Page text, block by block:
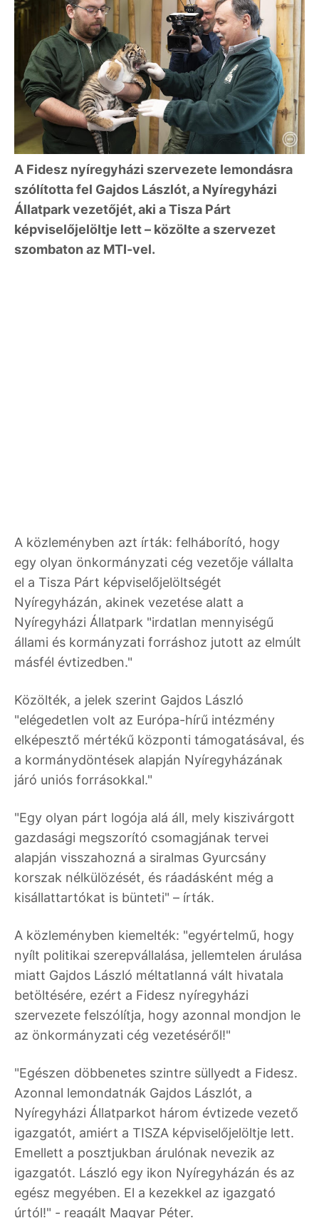
A Fidesz nyíregyházi szervezete lemondásra
szólította fel Gajdos Lászlót, a Nyíregyházi
Állatpark vezetőjét, aki a Tisza Párt
képviselőjelöltje lett – közölte a szervezet
szombaton az MTI-vel.
A közleményben azt írták: felháborító, hogy
egy olyan önkormányzati cég vezetője vállalta
el a Tisza Párt képviselőjelöltségét
Nyíregyházán, akinek vezetése alatt a
Nyíregyházi Állatpark "irdatlan mennyiségű
állami és kormányzati forráshoz jutott az elmúlt
másfél évtizedben."
Közölték, a jelek szerint Gajdos László
"elégedetlen volt az Európa-hírű intézmény
elképesztő mértékű központi támogatásával, és
a kormánydöntések alapján Nyíregyházának
járó uniós forrásokkal."
"Egy olyan párt logója alá áll, mely kiszivárgott
gazdasági megszorító csomagjának tervei
alapján visszahozná a siralmas Gyurcsány
korszak nélkülözését, és ráadásként még a
kisállattartókat is bünteti" – írták.
A közleményben kiemelték: "egyértelmű, hogy
nyílt politikai szerepvállalása, jellemtelen árulása
miatt Gajdos László méltatlanná vált hivatala
betöltésére, ezért a Fidesz nyíregyházi
szervezete felszólítja, hogy azonnal mondjon le
az önkormányzati cég vezetéséről!"
"Egészen döbbenetes szintre süllyedt a Fidesz.
Azonnal lemondatnák Gajdos Lászlót, a
Nyíregyházi Állatparkot három évtizede vezető
igazgatót, amiért a TISZA képviselőjelöltje lett.
Emellett a posztjukban árulónak nevezik az
igazgatót. László egy ikon Nyíregyházán és az
egész megyében. El a kezekkel az igazgató
úrtól!" - reagált Magyar Péter.